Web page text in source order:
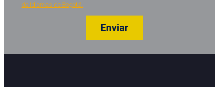
de Idiomas de Bogotá.